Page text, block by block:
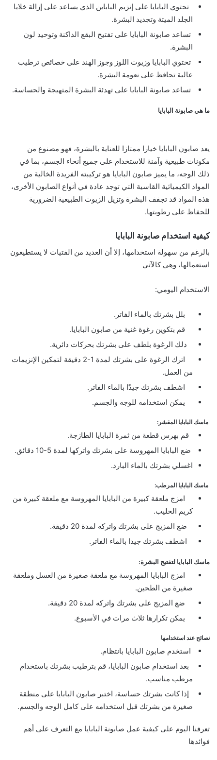
تحتوي البابايا على إنزيم الباباين الذي يساعد على إزالة خلايا
الجلد الميتة وتجديد البشرة.
تساعد صابونة البابايا على تفتيح البقع الداكنة وتوحيد لون
البشرة.
تحتوي البابايا وزيوت اللوز وجوز الهند على خصائص ترطيب
عالية تحافظ على نعومة البشرة.
تساعد صابونة البابايا على تهدئة البشرة المتهيجة والحساسة.
ما هي صابونة البابايا
يعد صابون البابايا خيارا ممتازا للعناية بالبشرة، فهو مصنوع من
مكونات طبيعية وآمنة للاستخدام على جميع أنحاء الجسم، بما في
ذلك الوجه، ما يميز صابون البابايا هو تركيبته الفريدة الخالية من
المواد الكيميائية القاسية التي توجد عادة في أنواع الصابون الأخرى،
هذه المواد قد تجفف البشرة وتزيل الزيوت الطبيعية الضرورية
للحفاظ على رطوبتها.
كيفية استخدام صابونة البابايا
بالرغم من سهولة استخدامها، إلا أن العديد من الفتيات لا يستطيعون
استعمالها، وهي كالآتي
الاستخدام اليومي:
بلل بشرتك بالماء الفاتر.
قم بتكوين رغوة غنية من صابون البابايا.
دلك الرغوة بلطف على بشرتك بحركات دائرية.
اترك الرغوة على بشرتك لمدة 1-2 دقيقة لتمكين الإنزيمات
من العمل.
اشطف بشرتك جيدًا بالماء الفاتر.
يمكن استخدامه للوجه والجسم.
ماسك البابايا المقشر:
قم بهرس قطعة من ثمرة البابايا الطازجة.
ضع البابايا المهروسة على بشرتك واتركها لمدة 5-10 دقائق.
اغسلي بشرتك بالماء البارد.
ماسك البابايا المرطب:
امزج ملعقة كبيرة من البابايا المهروسة مع ملعقة كبيرة من
كريم الحليب.
ضع المزيج على بشرتك واتركه لمدة 20 دقيقة.
اشطف بشرتك جيدا بالماء الفاتر.
ماسك البابايا لتفتيح البشرة:
امزج البابايا المهروسة مع ملعقة صغيرة من العسل وملعقة
صغيرة من الطحين.
ضع المزيج على بشرتك واتركه لمدة 20 دقيقة.
يمكن تكرارها ثلاث مرات في الأسبوع.
نصائح عند استخدامها
استخدم صابون البابايا بانتظام.
بعد استخدام صابون البابايا، قم بترطيب بشرتك باستخدام
مرطب مناسب.
إذا كانت بشرتك حساسة، اختبر صابون البابايا على منطقة
صغيرة من بشرتك قبل استخدامه على كامل الوجه والجسم.
تعرفنا اليوم على كيفية عمل صابونة البابايا مع التعرف على أهم
فوائدها